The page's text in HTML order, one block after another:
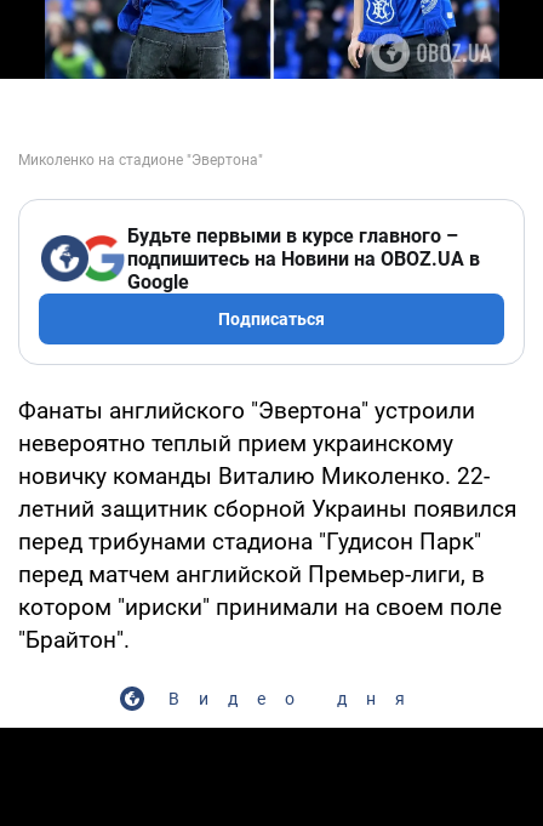
Будьте первыми в курсе главного –
подпишитесь на Новини на OBOZ.UA в
Google
Подписаться
Фанаты английского "Эвертона" устроили
невероятно теплый прием украинскому
новичку команды Виталию Миколенко. 22-
летний защитник сборной Украины появился
перед трибунами стадиона "Гудисон Парк"
перед матчем английской Премьер-лиги, в
котором "ириски" принимали на своем поле
"Брайтон".
Видео дня